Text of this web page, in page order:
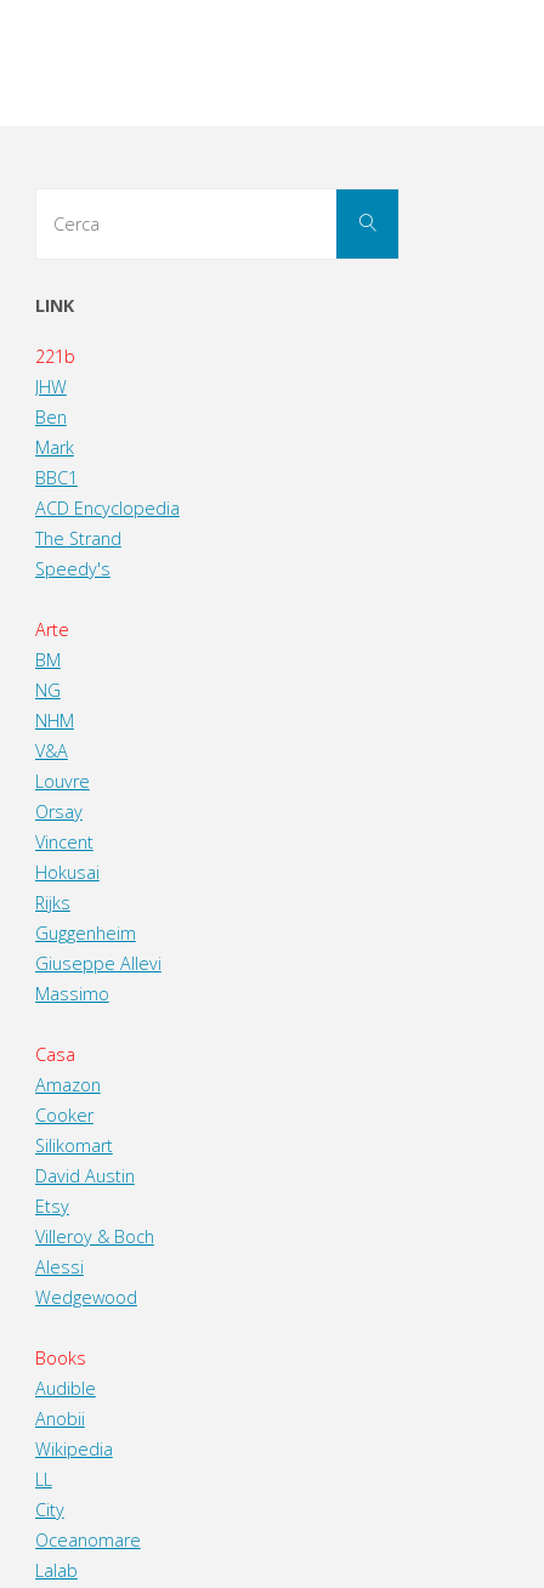
Cerca
LINK
221b
JHW
Ben
Mark
BBC1
ACD Encyclopedia
The Strand
Speedy's
Arte
BM
NG
NHM
V&A
Louvre
Orsay
Vincent
Hokusai
Rijks
Guggenheim
Giuseppe Allevi
Massimo
Casa
Amazon
Cooker
Silikomart
David Austin
Etsy
Villeroy & Boch
Alessi
Wedgewood
Books
Audible
Anobii
Wikipedia
LL
City
Oceanomare
Lalab